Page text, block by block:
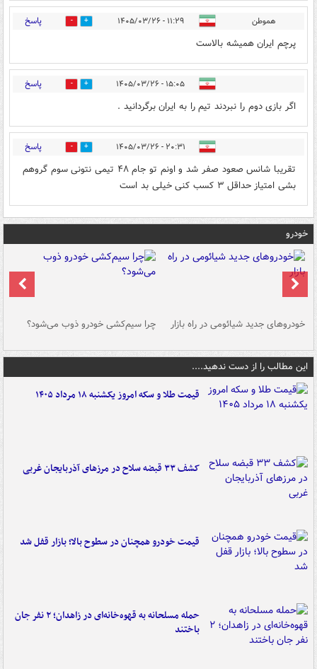
هموطن ۱۱:۲۹ - ۱۴۰۵/۰۳/۲۶ 2 پاسخ
پرچم ایران همیشه بالاست
۱۵:۰۵ - ۱۴۰۵/۰۳/۲۶ 0 پاسخ
اگر بازی دوم را نبردند تیم را به ایران برگردانید .
۲۰:۳۱ - ۱۴۰۵/۰۳/۲۶ 0 پاسخ
تقریبا شانس صعود صفر شد و اونم تو جام ۴۸ تیمی نتونی سوم گروهم
بشی امتیاز حداقل ۳ کسب کنی خیلی بد است
خودرو
خودروهای جدید شیائومی در راه بازار چرا سیم‌کشی خودرو ذوب می‌شود؟
این مطالب را از دست ندهید....
قیمت طلا و سکه امروز یکشنبه ۱۸ مرداد ۱۴۰۵
کشف ۳۳ قبضه سلاح در مرزهای آذربایجان غربی
قیمت خودرو همچنان در سطوح بالا؛ بازار قفل شد
حمله مسلحانه به قهوه‌خانه‌ای در زاهدان؛ ۲ نفر جان
باختند